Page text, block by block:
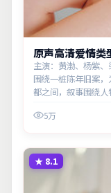
原声高清爱情类
主演：黄渤、杨紫
围绕一桩陈年旧案
都之间，叙事围绕
5万
★ 8.1